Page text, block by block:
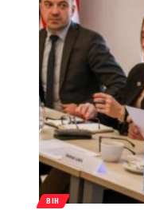
BIH